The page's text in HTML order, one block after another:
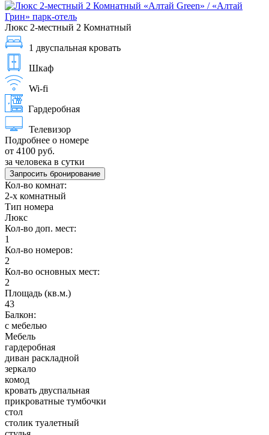
Люкс 2-местный 2 Комнатный
1 двуспальная кровать
Шкаф
Wi-fi
Гардеробная
Телевизор
Подробнее о номере
от 4100 руб.
за человека в сутки
Запросить бронирование
Кол-во комнат:
2-х комнатный
Тип номера
Люкс
Кол-во доп. мест:
1
Кол-во номеров:
2
Кол-во основных мест:
2
Площадь (кв.м.)
43
Балкон:
с мебелью
Мебель
гардеробная
диван раскладной
зеркало
комод
кровать двуспальная
прикроватные тумбочки
стол
столик туалетный